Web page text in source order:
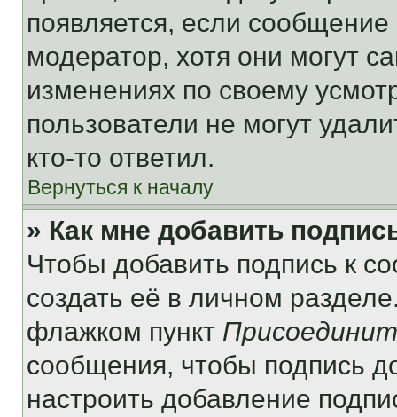
появляется, если
модератор, хотя они могут
изменениях по своему
пользователи не могут
кто-то ответил.
Вернуться к началу
» Как мне добавить
Чтобы добавить подпись к
создать её в личном
флажком пункт
сообщения, чтобы подпись
настроить добавление